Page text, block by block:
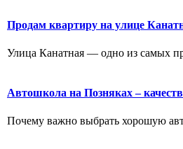
Продам квартиру на улице
Улица Канатная — одно из самых
Автошкола на Позняках –
Почему важно выбрать хорошую